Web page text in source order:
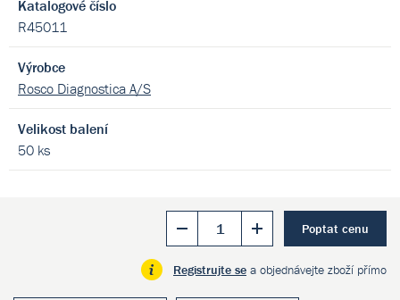
Katalogové číslo
R45011
Výrobce
Rosco Diagnostica A/S
Velikost balení
50 ks
Poptat cenu
Registrujte se a objednávejte zboží přímo